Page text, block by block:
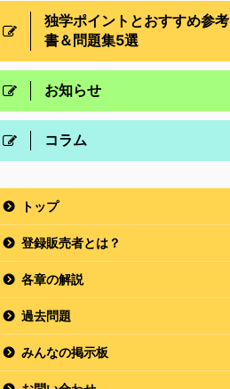
独学ポイントとおすすめ参考
書＆問題集5選
お知らせ
コラム
トップ
登録販売者とは？
各章の解説
過去問題
みんなの掲示板